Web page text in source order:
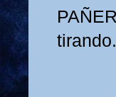
tirando.